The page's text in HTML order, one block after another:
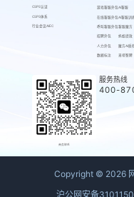
CSPS认证
CSPS体系
行业会议AIEC
游戏客服外包
在线客服外包
呼叫客服外包
招聘外包
人力外包
数据标注
AI客服
AI客服训
客服魔方
蚂蚁绩效
魔方AI质
来呗智聘
商务联系
服务热线
400-
Copyright © 2026
沪公网安备